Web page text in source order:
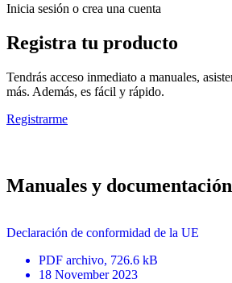
Inicia sesión o crea una cuenta
Registra tu producto
Tendrás acceso inmediato a manuales,
más. Además, es fácil y rápido.
Registrarme
Manuales y documentación
Declaración de conformidad de la UE
PDF archivo, 726.6 kB
18 November 2023